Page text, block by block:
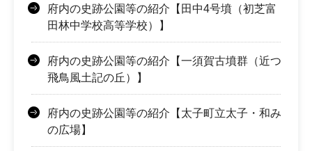
府内の史跡公園等の紹介【田中4号墳（初芝富
田林中学校高等学校）】
府内の史跡公園等の紹介【一須賀古墳群（近つ
飛鳥風土記の丘）】
府内の史跡公園等の紹介【太子町立太子・和み
の広場】